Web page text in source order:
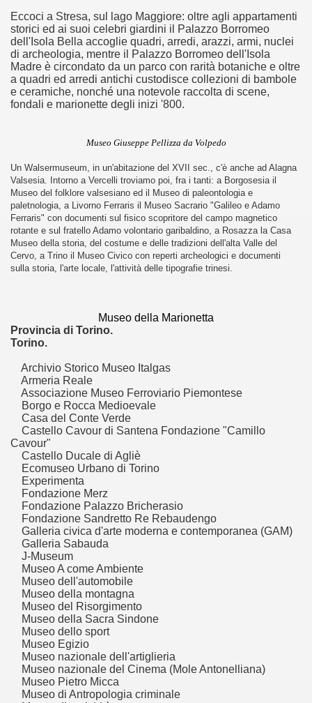
Eccoci a Stresa, sul lago Maggiore: oltre agli appartamenti
storici ed ai suoi celebri giardini il Palazzo Borromeo
dell'Isola Bella accoglie quadri, arredi, arazzi, armi, nuclei
di archeologia, mentre il Palazzo Borromeo dell'Isola
Madre è circondato da un parco con rarità botaniche e oltre
a quadri ed arredi antichi custodisce collezioni di bambole
e ceramiche, nonché una notevole raccolta di scene,
fondali e marionette degli inizi '800.
Museo Giuseppe Pellizza da Volpedo
Un Walsermuseum, in un'abitazione del XVII sec., c'è anche ad Alagna
Valsesia. Intorno a Vercelli troviamo poi, fra i tanti: a Borgosesia il
Museo del folklore valsesiano ed il Museo di paleontologia e
paletnologia, a Livorno Ferraris il Museo Sacrario "Galileo e Adamo
Ferraris" con documenti sul fisico scopritore del campo magnetico
rotante e sul fratello Adamo volontario garibaldino, a Rosazza la Casa
Museo della storia, del costume e delle tradizioni dell'alta Valle del
Cervo, a Trino il Museo Civico con reperti archeologici e documenti
sulla storia, l'arte locale, l'attività delle tipografie trinesi.
Museo della Marionetta
Provincia di Torino.
Torino.
Archivio Storico Museo Italgas
Armeria Reale
Associazione Museo Ferroviario Piemontese
Borgo e Rocca Medioevale
Casa del Conte Verde
Castello Cavour di Santena Fondazione "Camillo
Cavour"
Castello Ducale di Agliè
Ecomuseo Urbano di Torino
Experimenta
Fondazione Merz
Fondazione Palazzo Bricherasio
Fondazione Sandretto Re Rebaudengo
Galleria civica d'arte moderna e contemporanea (GAM)
Galleria Sabauda
J-Museum
Museo A come Ambiente
Museo dell'automobile
Museo della montagna
Museo del Risorgimento
Museo della Sacra Sindone
Museo dello sport
Museo Egizio
Museo nazionale dell'artiglieria
Museo nazionale del Cinema (Mole Antonelliana)
Museo Pietro Micca
Museo di Antropologia criminale
del mese di Giugno 2014.
del mese di Luglio 2014.
significative opere museali.
del mese di Settembre 2014
mese di Dicembre 2014.
mese di Gennaio 2015
Colosseo, Sotterranei e Terzo Ordine
Progetto Domus Aurea. Visita al cantiere di restauro
Progetto Domus Aurea. Bimillenario di Augusto
1919
torinesi 1920-1970.
a Torino, 1848-1911.
mese di Febbraio 2015.
del mese di Marzo 2015.
mese di Aprile 2015.
del mese di Giugno 2015.